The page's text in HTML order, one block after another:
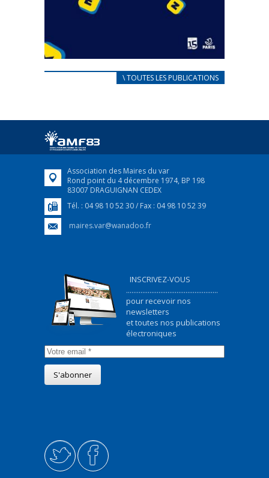
CARNET D’ACCUEIL
Afin d’accompagner au mieux les réfugiés
FEUILLETER
\ TOUTES LES PUBLICATIONS
Association des Maires du var
Rond point du 4 décembre 1974, BP 198
83007 DRAGUIGNAN CEDEX
Tél. : 04 98 10 52 30 / Fax : 04 98 10 52 39
maires.var@wanadoo.fr
INSCRIVEZ-VOUS
...................................................
pour recevoir nos
newsletters
et toutes nos publications
électroniques